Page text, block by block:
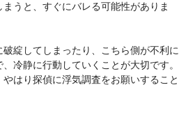
うと、すぐにバレる可能性がありま
綻してしまったり、こちら側が不利に
冷静に行動していくことが大切です。
はり探偵に浮気調査をお願いすること